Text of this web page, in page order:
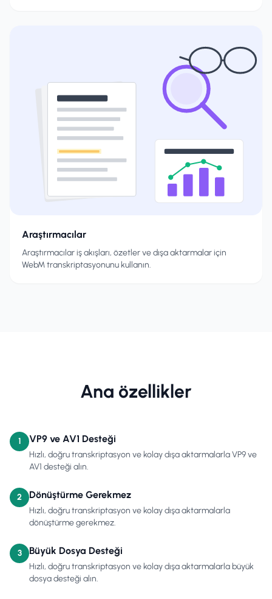
Araştırmacılar
Araştırmacılar iş akışları, özetler ve dışa aktarmalar için
WebM transkriptasyonunu kullanın.
Ana özellikler
1 VP9 ve AV1 Desteği
Hızlı, doğru transkriptasyon ve kolay dışa aktarmalarla VP9 ve
AV1 desteği alın.
2 Dönüştürme Gerekmez
Hızlı, doğru transkriptasyon ve kolay dışa aktarmalarla
dönüştürme gerekmez.
3 Büyük Dosya Desteği
Hızlı, doğru transkriptasyon ve kolay dışa aktarmalarla büyük
dosya desteği alın.